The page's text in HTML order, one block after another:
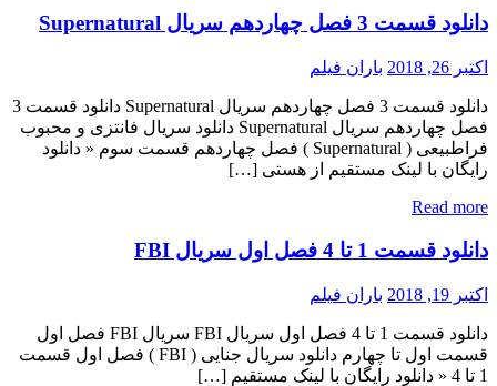
دانلود قسمت 3 فصل چهاردهم سریال Supernatural
اکتبر 26, 2018 باران فیلم
دانلود قسمت 3 فصل چهاردهم سریال Supernatural دانلود قسمت 3
فصل چهاردهم سریال Supernatural دانلود سریال فانتزی و محبوب
فراطبیعی ( Supernatural ) فصل چهاردهم قسمت سوم « دانلود
رایگان با لینک مستقیم از هستی […]
Read more
دانلود قسمت 1 تا 4 فصل اول سریال FBI
اکتبر 19, 2018 باران فیلم
دانلود قسمت 1 تا 4 فصل اول سریال FBI سریال FBI فصل اول
قسمت اول تا چهارم دانلود سریال جنایی ( FBI ) فصل اول قسمت
1 تا 4 « دانلود رایگان با لینک مستقیم […]